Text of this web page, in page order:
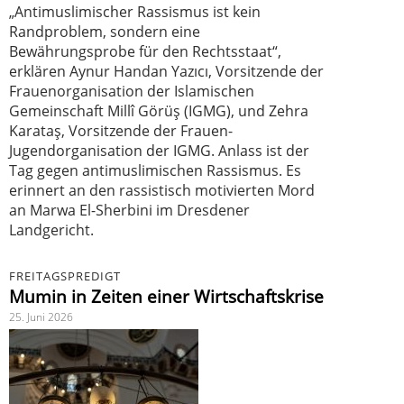
„Antimuslimischer Rassismus ist kein
Randproblem, sondern eine
Bewährungsprobe für den Rechtsstaat“,
erklären Aynur Handan Yazıcı, Vorsitzende der
Frauenorganisation der Islamischen
Gemeinschaft Millî Görüş (IGMG), und Zehra
Karataş, Vorsitzende der Frauen-
Jugendorganisation der IGMG. Anlass ist der
Tag gegen antimuslimischen Rassismus. Es
erinnert an den rassistisch motivierten Mord
an Marwa El-Sherbini im Dresdener
Landgericht.
FREITAGSPREDIGT
Mumin in Zeiten einer Wirtschaftskrise
25. Juni 2026